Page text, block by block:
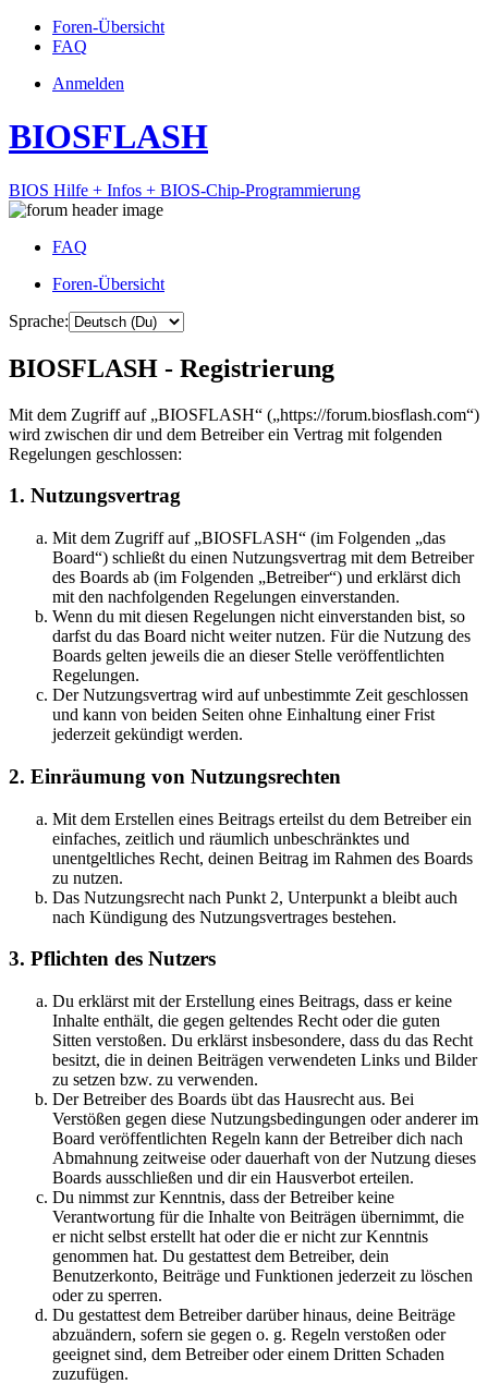
Foren-Übersicht
FAQ
Anmelden
BIOSFLASH
BIOS Hilfe + Infos + BIOS-Chip-Programmierung
FAQ
Foren-Übersicht
Sprache:
BIOSFLASH - Registrierung
Mit dem Zugriff auf „BIOSFLASH“ („https://forum.biosflash.com“)
wird zwischen dir und dem Betreiber ein Vertrag mit folgenden
Regelungen geschlossen:
1. Nutzungsvertrag
Mit dem Zugriff auf „BIOSFLASH“ (im Folgenden „das
Board“) schließt du einen Nutzungsvertrag mit dem Betreiber
des Boards ab (im Folgenden „Betreiber“) und erklärst dich
mit den nachfolgenden Regelungen einverstanden.
Wenn du mit diesen Regelungen nicht einverstanden bist, so
darfst du das Board nicht weiter nutzen. Für die Nutzung des
Boards gelten jeweils die an dieser Stelle veröffentlichten
Regelungen.
Der Nutzungsvertrag wird auf unbestimmte Zeit geschlossen
und kann von beiden Seiten ohne Einhaltung einer Frist
jederzeit gekündigt werden.
2. Einräumung von Nutzungsrechten
Mit dem Erstellen eines Beitrags erteilst du dem Betreiber ein
einfaches, zeitlich und räumlich unbeschränktes und
unentgeltliches Recht, deinen Beitrag im Rahmen des Boards
zu nutzen.
Das Nutzungsrecht nach Punkt 2, Unterpunkt a bleibt auch
nach Kündigung des Nutzungsvertrages bestehen.
3. Pflichten des Nutzers
Du erklärst mit der Erstellung eines Beitrags, dass er keine
Inhalte enthält, die gegen geltendes Recht oder die guten
Sitten verstoßen. Du erklärst insbesondere, dass du das Recht
besitzt, die in deinen Beiträgen verwendeten Links und Bilder
zu setzen bzw. zu verwenden.
Der Betreiber des Boards übt das Hausrecht aus. Bei
Verstößen gegen diese Nutzungsbedingungen oder anderer im
Board veröffentlichten Regeln kann der Betreiber dich nach
Abmahnung zeitweise oder dauerhaft von der Nutzung dieses
Boards ausschließen und dir ein Hausverbot erteilen.
Du nimmst zur Kenntnis, dass der Betreiber keine
Verantwortung für die Inhalte von Beiträgen übernimmt, die
er nicht selbst erstellt hat oder die er nicht zur Kenntnis
genommen hat. Du gestattest dem Betreiber, dein
Benutzerkonto, Beiträge und Funktionen jederzeit zu löschen
oder zu sperren.
Du gestattest dem Betreiber darüber hinaus, deine Beiträge
abzuändern, sofern sie gegen o. g. Regeln verstoßen oder
geeignet sind, dem Betreiber oder einem Dritten Schaden
zuzufügen.